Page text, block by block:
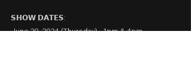
𝗦𝗛𝗢𝗪 𝗗𝗔𝗧𝗘𝗦:
June 20, 2024 (Thursday) - 1pm & 4pm